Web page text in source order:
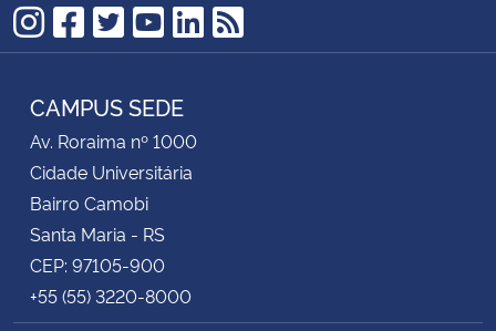
Instagram
Facebook
Twitter
YouTube
LinkedIn
RSS
CAMPUS SEDE
Av. Roraima nº 1000
Cidade Universitária
Bairro Camobi
Santa Maria - RS
CEP: 97105-900
+55 (55) 3220-8000